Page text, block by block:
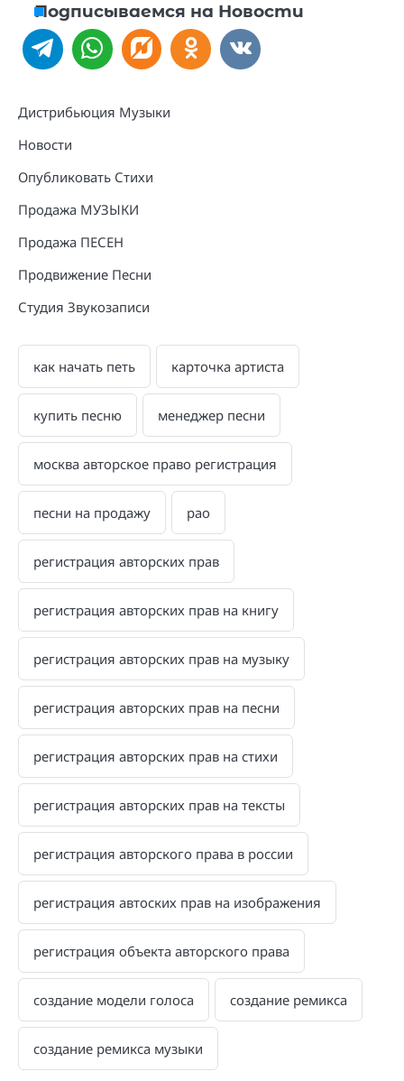
Подписываемся на Новости
Дистрибьюция Музыки
Новости
Опубликовать Стихи
Продажа МУЗЫКИ
Продажа ПЕСЕН
Продвижение Песни
Студия Звукозаписи